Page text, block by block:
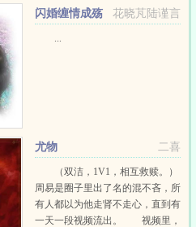
花晓芃陆谨言
闪婚缠情成殇
...
二喜
尤物
（双洁，1V1，相互救赎。）
周易是圈子里出了名的混不吝，所
有人都以为他走肾不走心，直到有
一天一段视频流出。 视频里，